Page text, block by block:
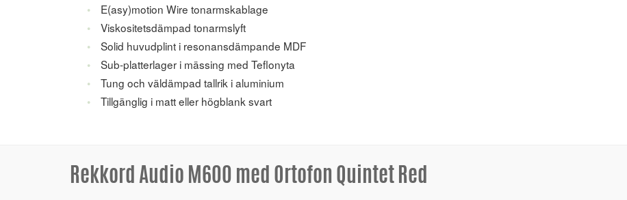
E(asy)motion Wire tonarmskablage
Viskositetsdämpad tonarmslyft
Solid huvudplint i resonansdämpande MDF
Sub-platterlager i mässing med Teflonyta
Tung och väldämpad tallrik i aluminium
Tillgänglig i matt eller högblank svart
Rekkord Audio M600 med Ortofon Quintet Red